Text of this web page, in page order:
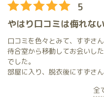
も知れませんけど、あのふん
ようなといいますか。また必
い出来たらと思います。
今年は例年に比べて涼しい日
的に暑くなっていきそうです
てお過ごし下さいませ。この
がずっと続いています。
またお会いしたい方です。
5
やはり口コミは侮れな
口コミを色々とみて、すずさ
待合室から移動してお会いし
でした。
部屋に入り、脱衣後にすずさ
お風呂に着く前に絞り尽くさ
全